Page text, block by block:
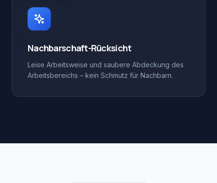
Nachbarschaft-Rücksicht
Leise Arbeitsweise und saubere Abdeckung des
Arbeitsbereichs – kein Schmutz für Nachbarn.